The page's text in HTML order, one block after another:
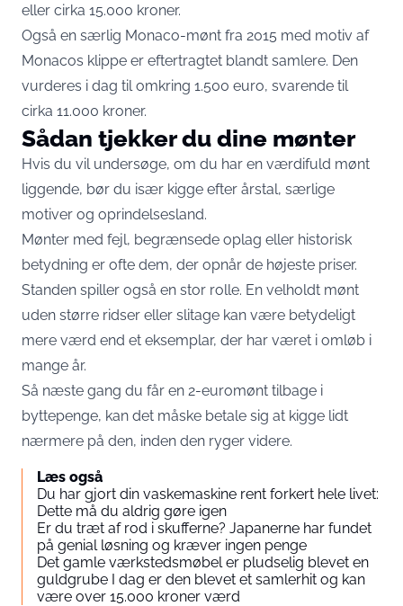
eller cirka 15.000 kroner.
Også en særlig Monaco-mønt fra 2015 med motiv af
Monacos klippe er eftertragtet blandt samlere. Den
vurderes i dag til omkring 1.500 euro, svarende til
cirka 11.000 kroner.
Sådan tjekker du dine mønter
Hvis du vil undersøge, om du har en værdifuld mønt
liggende, bør du især kigge efter årstal, særlige
motiver og oprindelsesland.
Mønter med fejl, begrænsede oplag eller historisk
betydning er ofte dem, der opnår de højeste priser.
Standen spiller også en stor rolle. En velholdt mønt
uden større ridser eller slitage kan være betydeligt
mere værd end et eksemplar, der har været i omløb i
mange år.
Så næste gang du får en 2-euromønt tilbage i
byttepenge, kan det måske betale sig at kigge lidt
nærmere på den, inden den ryger videre.
Læs også
Du har gjort din vaskemaskine rent forkert hele livet:
Dette må du aldrig gøre igen
Er du træt af rod i skufferne? Japanerne har fundet
på genial løsning og kræver ingen penge
Det gamle værkstedsmøbel er pludselig blevet en
guldgrube I dag er den blevet et samlerhit og kan
være over 15.000 kroner værd